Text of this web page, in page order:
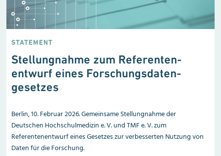
STATEMENT
Stellungnahme zum Referenten­
entwurf eines Forschungsdaten­
gesetzes
Berlin, 10. Februar 2026. Gemeinsame Stellungnahme der
Deutschen Hochschulmedizin e. V. und TMF e. V. zum
Referentenentwurf eines Gesetzes zur verbesserten Nutzung von
Daten für die Forschung.